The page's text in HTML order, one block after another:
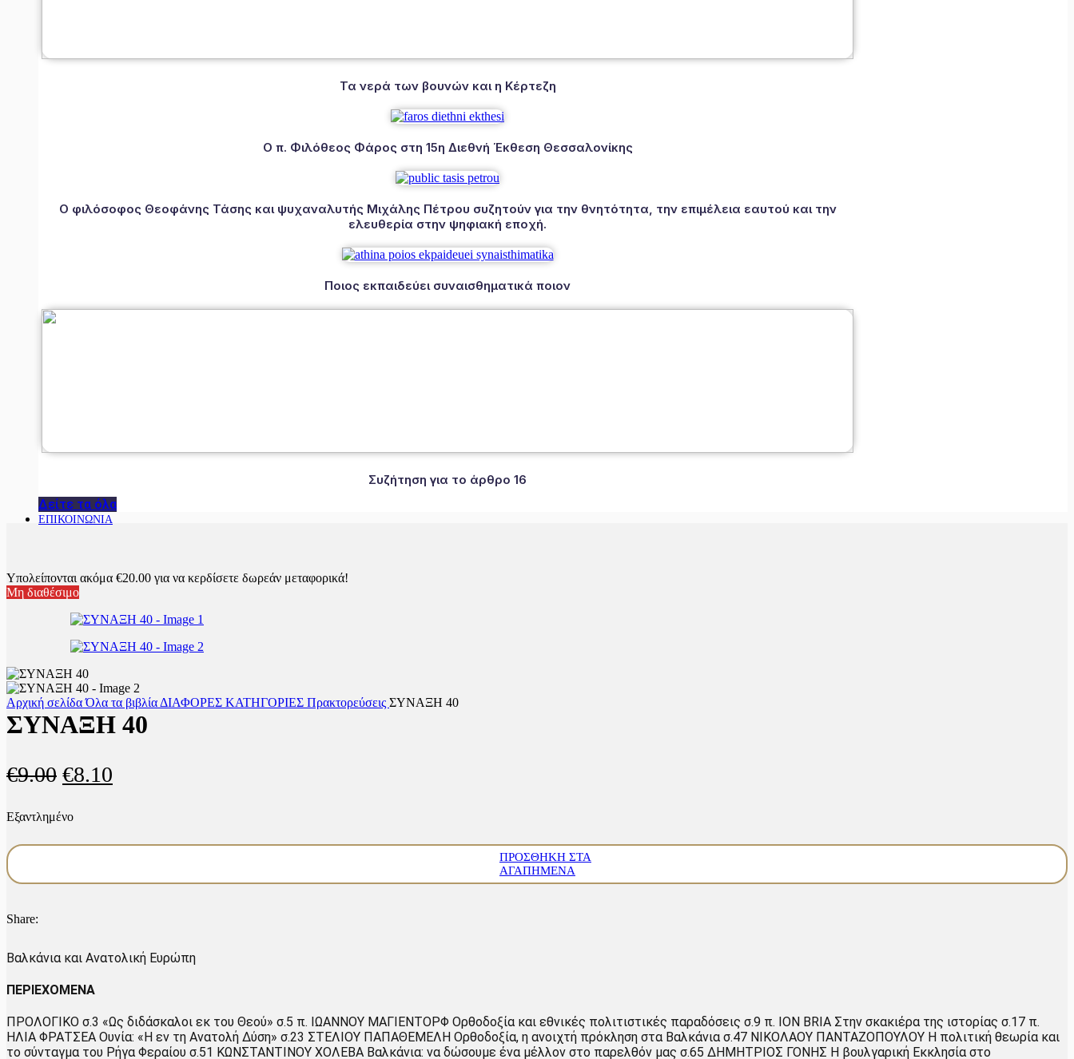
Τα νερά των βουνών και η Κέρτεζη
Ο π. Φιλόθεος Φάρος στη 15η Διεθνή Έκθεση Θεσσαλονίκης
Ο φιλόσοφος Θεοφάνης Τάσης και ψυχαναλυτής Μιχάλης Πέτρου συζητούν για την θνητότητα, την επιμέλεια εαυτού και την
ελευθερία στην ψηφιακή εποχή.
Ποιος εκπαιδεύει συναισθηματικά ποιον
Συζήτηση για το άρθρο 16
Δείτε τα όλα
ΕΠΙΚΟΙΝΩΝΙΑ
Υπολείπονται ακόμα €20.00 για να κερδίσετε δωρεάν μεταφορικά!
Μη διαθέσιμο
Αρχική σελίδαΌλα τα βιβλία ΔΙΑΦΟΡΕΣ ΚΑΤΗΓΟΡΙΕΣ Πρακτoρεύσεις ΣΥΝΑΞΗ 40
ΣΥΝΑΞΗ 40
€9.00 Original
was:
€9.00.
€8.10
είναι:
Εξαντλημένο
ΠΡΟΣΘΉΚΗ ΣΤΑ
ΑΓΑΠΗΜΈΝΑ
Share:
Βαλκάνια και Ανατολική Ευρώπη
ΠΕΡΙΕΧΟΜΕΝΑ
ΠΡΟΛΟΓΙΚΟ σ.3 «Ως διδάσκαλοι εκ του Θεού» σ.5 π. ΙΩΑΝΝΟΥ ΜΑΓΙΕΝΤΟΡΦ Ορθοδοξία και εθνικές πολιτιστικές παραδόσεις σ.9 π. ΙΟΝ ΒRIA Στην σκακιέρα της ιστορίας σ.17 π.
ΗΛΙΑ ΦΡΑΤΣΕΑ Ουνία: «Η εν τη Ανατολή Δύση» σ.23 ΣΤΕΛΙΟΥ ΠΑΠΑΘΕΜΕΛΗ Ορθοδοξία, η ανοιχτή πρόκληση στα Βαλκάνια σ.47 ΝΙΚΟΛΑΟΥ ΠΑΝΤΑΖΟΠΟΥΛΟΥ Η πολιτική θεωρία και
το σύνταγμα του Ρήγα Φεραίου σ.51 ΚΩΝΣΤΑΝΤΙΝΟΥ ΧΟΛΕΒΑ Βαλκάνια: να δώσουμε ένα μέλλον στο παρελθόν μας σ.65 ΔΗΜΗΤΡΙΟΣ ΓΟΝΗΣ Η βουλγαρική Εκκλησία στο